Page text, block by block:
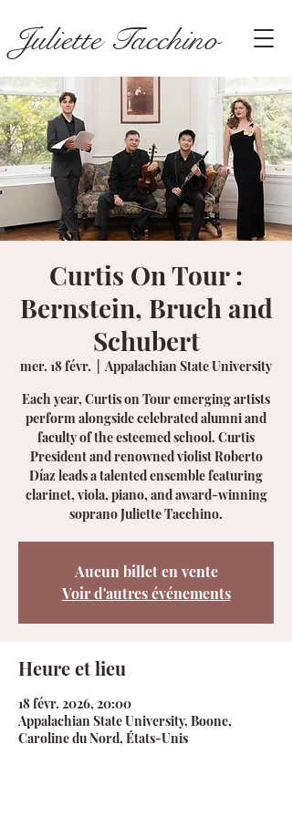
Juliette Tacchino
Curtis On Tour :
Bernstein, Bruch and
Schubert
mer. 18 févr.
Appalachian State University
Each year, Curtis on Tour emerging artists
perform alongside celebrated alumni and
faculty of the esteemed school. Curtis
President and renowned violist Roberto
Díaz leads a talented ensemble featuring
clarinet, viola, piano, and award-winning
soprano Juliette Tacchino.
Aucun billet en vente
Voir d'autres événements
Heure et lieu
18 févr. 2026, 20:00
Appalachian State University, Boone,
Caroline du Nord, États-Unis